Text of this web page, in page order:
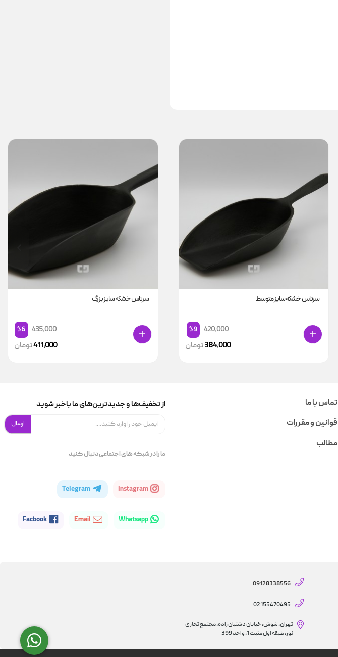
سرتاس خشکه سایز متوسط
420,000
%9
384,000تومان
سرتاس خشکه سایز بزرگ
435,000
%6
411,000تومان
تماس با ما
قوانین و مقررات
مطالب
از تخفیف‌ها و جدیدترین‌های ما باخبر شوید
ارسال
ما را در شبکه های اجتماعی دنبال کنید
Instagram
Whatsapp
09128338556
02155470495
تهران، شوش، خیابان دشتبان زاده، مجتمع تجاری
نور، طبقه اول مثبت 1، واحد 399